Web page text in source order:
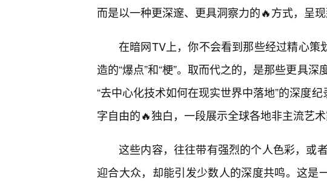
而是以一种更深邃、更具洞察力的🔥方式，呈
在暗网TV上，你不会看到那些经过精心策
造的“爆点”和“梗”。取而代之的，是那些更具
“去中心化技术如何在现实世界中落地”的深度
字自由的🔥独白，一段展示全球各地非主流艺术
这些内容，往往带有强烈的个人色彩，或
迎合大众，却能引发少数人的深度共鸣。这是